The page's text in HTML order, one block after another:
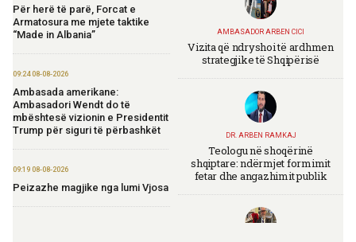
Për herë të parë, Forcat e
Armatosura me mjete taktike
“Made in Albania”
09:24 08-08-2026
Ambasada amerikane:
Ambasadori Wendt do të
mbështesë vizionin e Presidentit
Trump për siguri të përbashkët
09:19 08-08-2026
Peizazhe magjike nga lumi Vjosa
AMBASADOR ARBEN CICI
Vizita që ndryshoi të ardhmen
strategjike të Shqipërisë
DR. ARBEN RAMKAJ
Teologu në shoqërinë
shqiptare: ndërmjet formimit
fetar dhe angazhimit publik